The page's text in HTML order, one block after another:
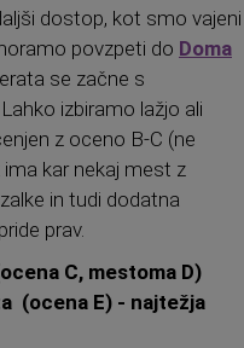
dostop, kot smo vajeni
povzpeti do Doma
se začne s
izbiramo lažjo ali
z oceno B-C (ne
kar nekaj mest z
in tudi dodatna
prav.
C, mestoma D)
(ocena E) - najtežja